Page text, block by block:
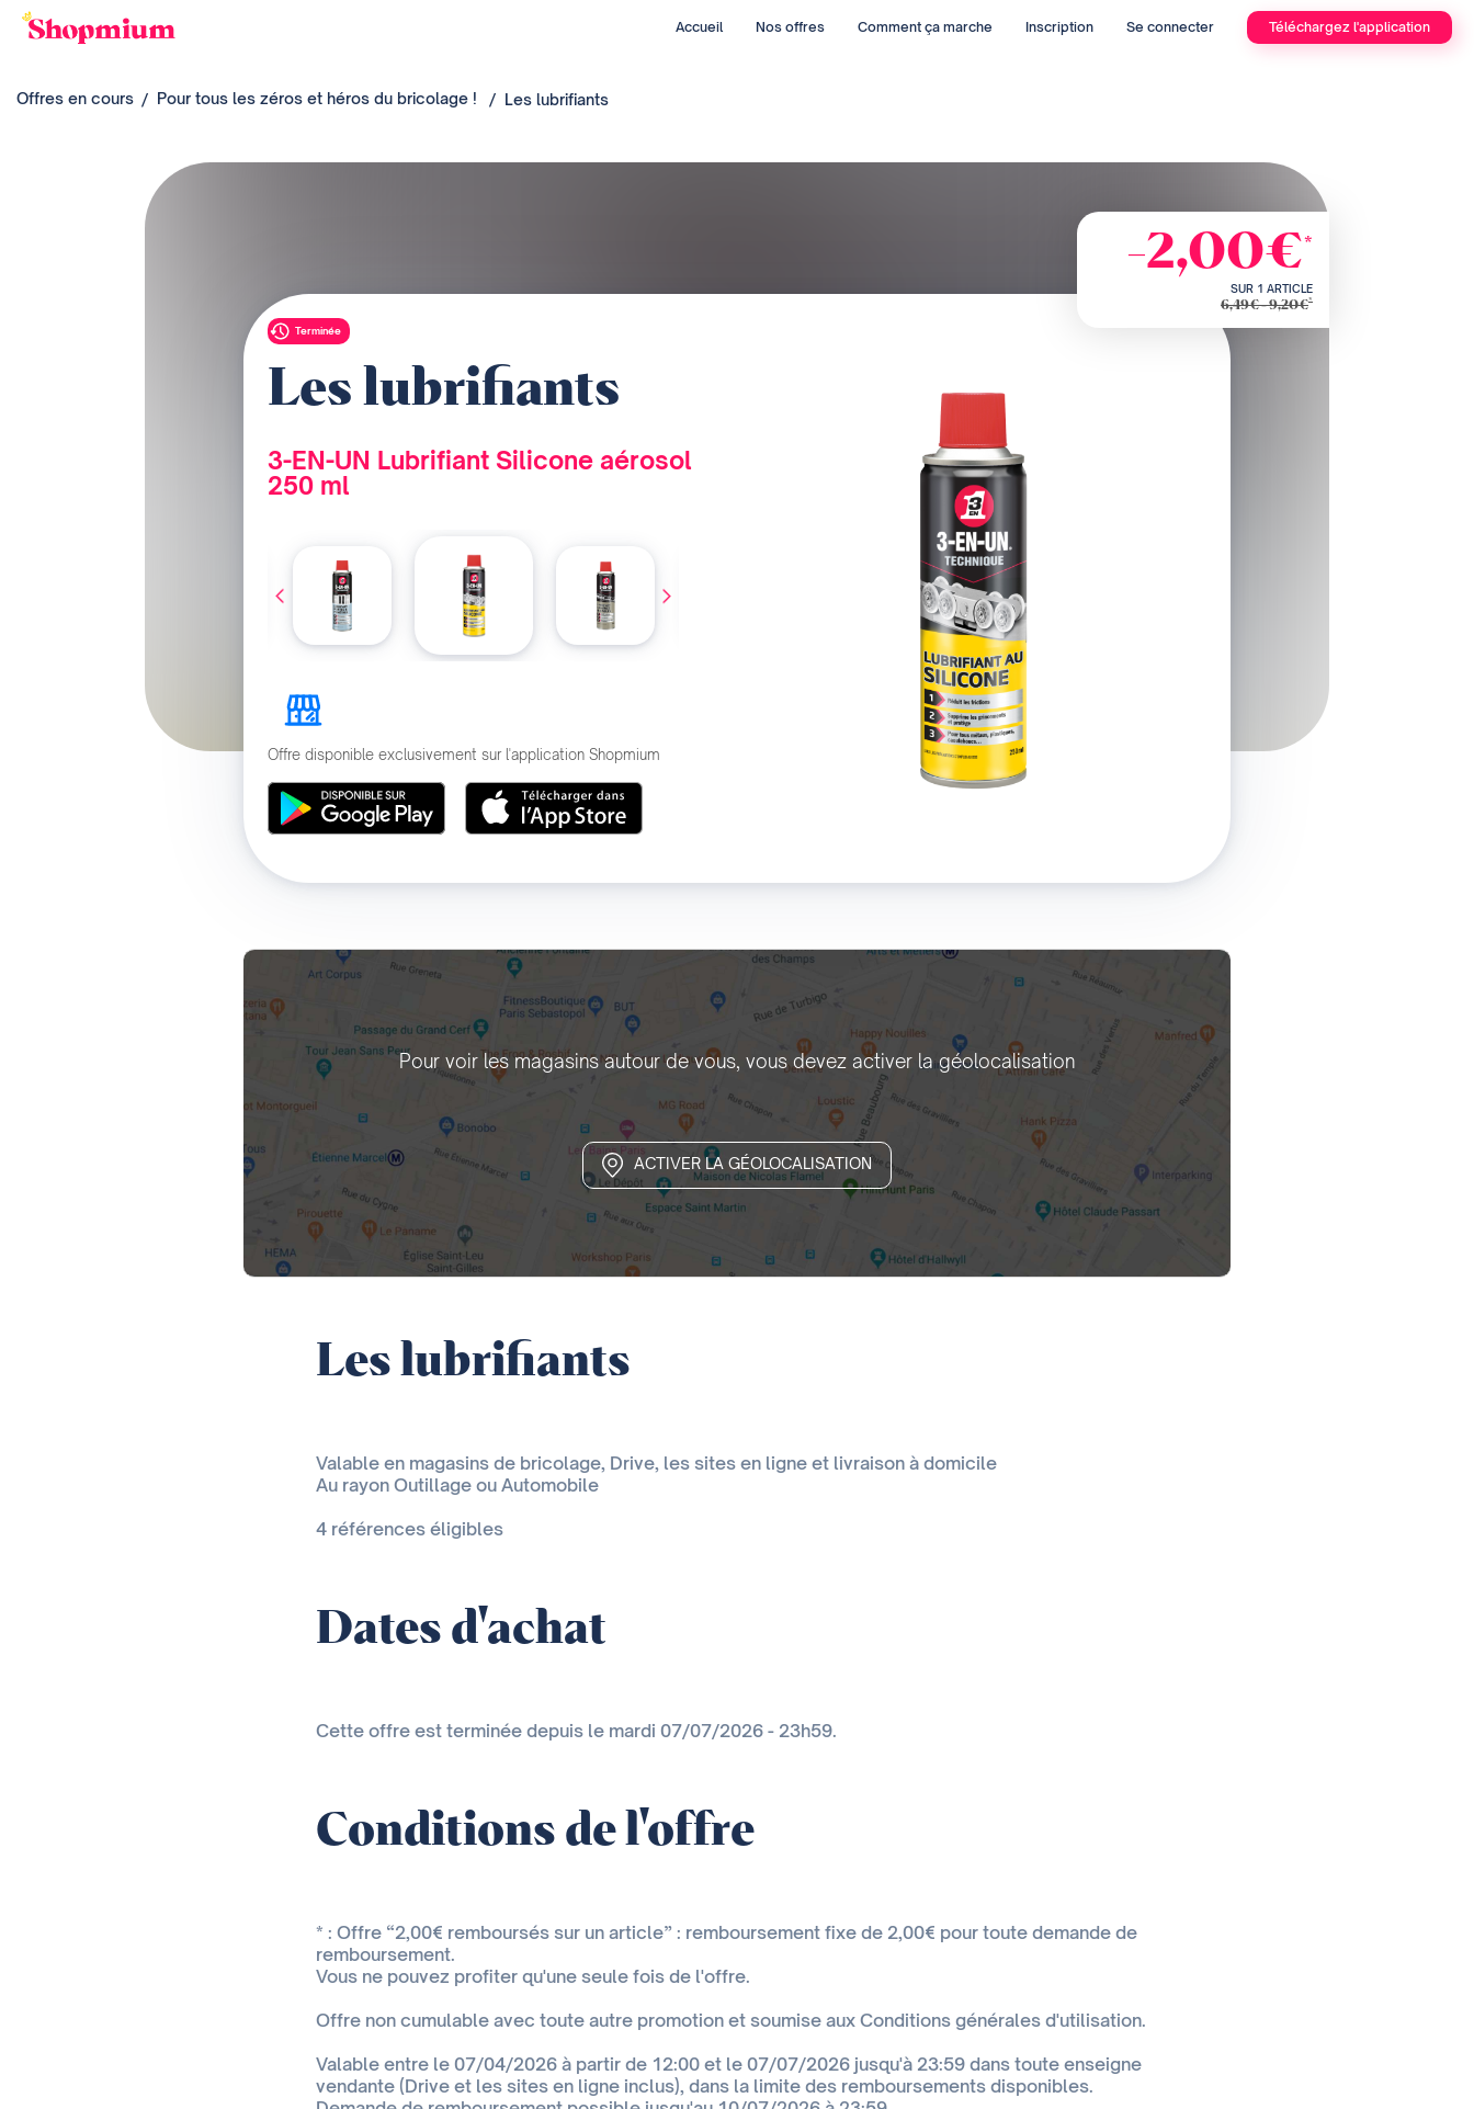
Accueil Nos offres Comment ça marche Inscription Se connecter Téléchargez l'application
Offres en cours Pour tous les zéros et héros du bricolage ! Les lubrifiants
Terminée
Les lubrifiants
3-EN-UN Lubrifiant Silicone aérosol
250 ml
Offre disponible exclusivement sur l'application Shopmium
-2,00€*
SUR 1 ARTICLE
6,49€ - 9,20€*
Pour voir les magasins autour de vous, vous devez activer la géolocalisation
ACTIVER LA GÉOLOCALISATION
Les lubrifiants
Valable en magasins de bricolage, Drive, les sites en ligne et livraison à domicile
Au rayon Outillage ou Automobile
4 références éligibles
Dates d'achat
Cette offre est terminée depuis le mardi 07/07/2026 - 23h59.
Conditions de l'offre
* : Offre “2,00€ remboursés sur un article” : remboursement fixe de 2,00€ pour toute demande de
remboursement.
Vous ne pouvez profiter qu'une seule fois de l'offre.
Offre non cumulable avec toute autre promotion et soumise aux Conditions générales d'utilisation.
Valable entre le 07/04/2026 à partir de 12:00 et le 07/07/2026 jusqu'à 23:59 dans toute enseigne
vendante (Drive et les sites en ligne inclus), dans la limite des remboursements disponibles.